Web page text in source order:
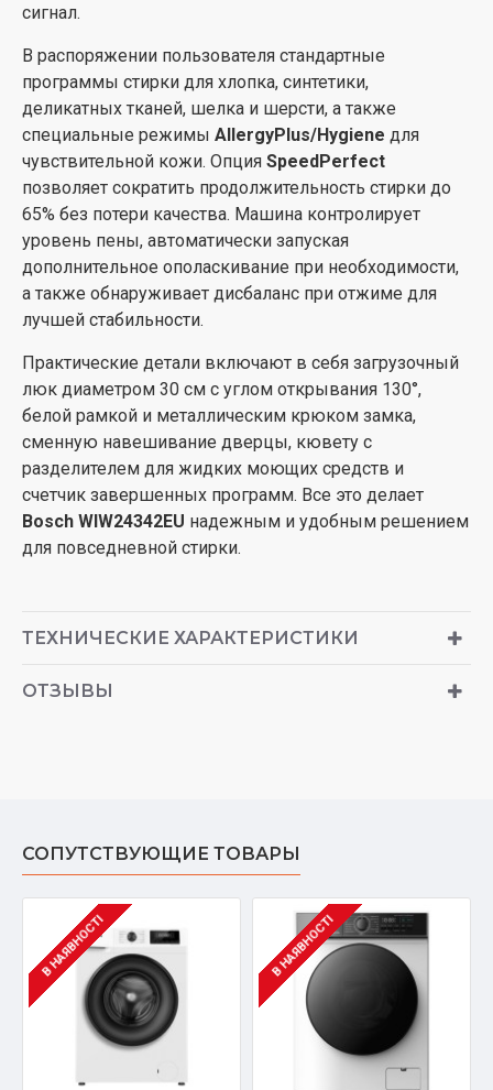
сигнал.
В распоряжении пользователя стандартные
программы стирки для хлопка, синтетики,
деликатных тканей, шелка и шерсти, а также
специальные режимы AllergyPlus/Hygiene для
чувствительной кожи. Опция SpeedPerfect
позволяет сократить продолжительность стирки до
65% без потери качества. Машина контролирует
уровень пены, автоматически запуская
дополнительное ополаскивание при необходимости,
а также обнаруживает дисбаланс при отжиме для
лучшей стабильности.
Практические детали включают в себя загрузочный
люк диаметром 30 см с углом открывания 130°,
белой рамкой и металлическим крюком замка,
сменную навешивание дверцы, кювету с
разделителем для жидких моющих средств и
счетчик завершенных программ. Все это делает
Bosch WIW24342EU надежным и удобным решением
для повседневной стирки.
ТЕХНИЧЕСКИЕ ХАРАКТЕРИСТИКИ
ОТЗЫВЫ
СОПУТСТВУЮЩИЕ ТОВАРЫ
В НАЯВНОСТІ В НАЯВНОСТІ